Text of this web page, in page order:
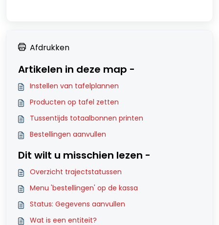
Afdrukken
Artikelen in deze map -
Instellen van tafelplannen
Producten op tafel zetten
Tussentijds totaalbonnen printen
Bestellingen aanvullen
Dit wilt u misschien lezen -
Overzicht trajectstatussen
Menu 'bestellingen' op de kassa
Status: Gegevens aanvullen
Wat is een entiteit?